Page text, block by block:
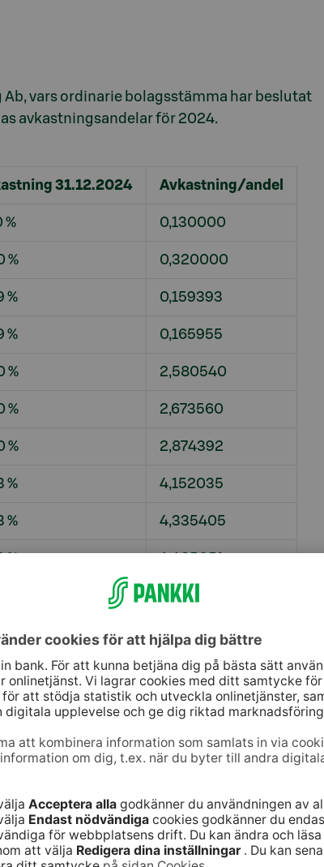
vars ordinarie bolagsstämma har beslutat
avkastningsandelar för 2024.
31.12.2024 Avkastning/andel
% 0,130000
% 0,320000
% 0,159393
% 0,165955
% 2,580540
% 2,673560
% 2,874392
% 4,152035
% 4,335405
% 4,425051
0,040855
0,041349
0,041973
Fastighetsförvaltning
för 2024.
den 14 mars 2025. Om du har ägt
den 13 mars 2025 betalas
verkställs förskottsinnehållning för
i enlighet med Skatteförvaltningens